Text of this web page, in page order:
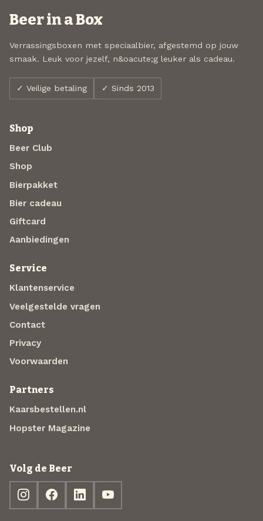
Beer in a Box
Verrassingsboxen met speciaalbier, afgestemd op jouw
smaak. Leuk voor jezelf, n&oacute;g leuker als cadeau.
✓ Veilige betaling ✓ Sinds 2013
Shop
Beer Club
Shop
Bierpakket
Bier cadeau
Giftcard
Aanbiedingen
Service
Klantenservice
Veelgestelde vragen
Contact
Privacy
Voorwaarden
Partners
Kaarsbestellen.nl
Hopster Magazine
Volg de Beer